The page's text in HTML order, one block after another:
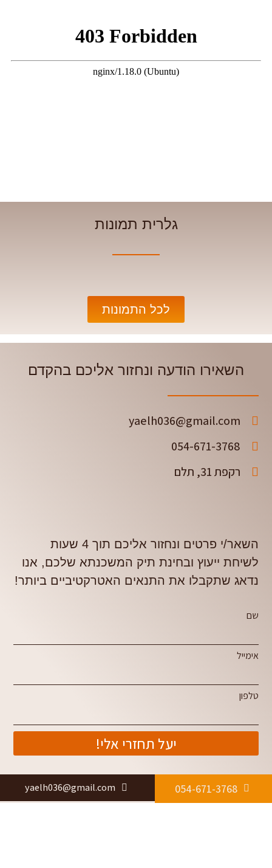
גלרית תמונות
לכל התמונות
השאירו הודעה ונחזור אליכם בהקדם
yaelh036@gmail.com
054-671-3768
רקפת 31, תלם
השאר/י פרטים ונחזור אליכם תוך 4 שעות
לשיחת ייעוץ ובחינת תיק המשכנתא שלכם, אנו
נדאג שתקבלו את התנאים האטרקטיביים ביותר!
שם
אימייל
טלפון
יעל תחזרי אלי!
054-671-3768
yaelh036@gmail.com